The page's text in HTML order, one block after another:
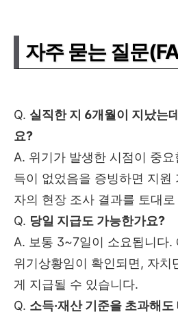
자주 묻는 질문
Q. 실직한 지 6개월이 지났는
요?
A. 위기가 발생한 시점이 중
득이 없었음을 증빙하면 지원
자의 현장 조사 결과를 토대
Q. 당일 지급도 가능한가요?
A. 보통 3~7일이 소요됩니다.
위기상황임이 확인되면, 자치
게 지급될 수 있습니다.
Q. 소득·재산 기준을 초과해